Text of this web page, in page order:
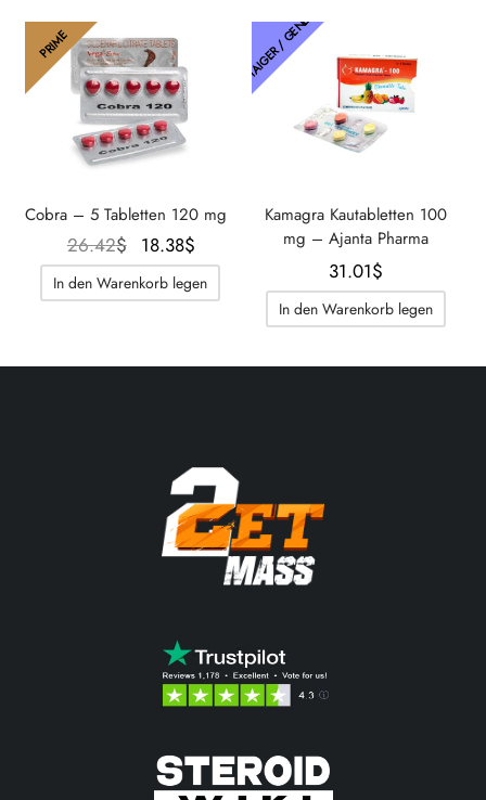
PRIME
Cobra – 5 Tabletten 120 mg
26.42$
Der
ursprüngliche
Preis war:
18.38$
aktuelle
Preis
In den Warenkorb legen
THAIGER / GENETIK
Kamagra Kautabletten 100
mg – Ajanta Pharma
31.01$
In den Warenkorb legen